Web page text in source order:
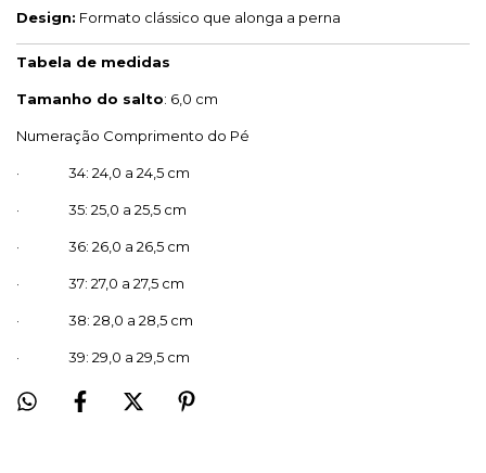
Design: Formato clássico que alonga a perna
Tabela de medidas
Tamanho do salto: 6,0 cm
Numeração Comprimento do Pé
· 34: 24,0 a 24,5 cm
· 35: 25,0 a 25,5 cm
· 36: 26,0 a 26,5 cm
· 37: 27,0 a 27,5 cm
· 38: 28,0 a 28,5 cm
· 39: 29,0 a 29,5 cm